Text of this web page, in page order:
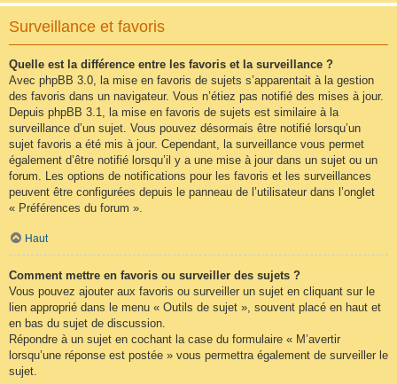
Surveillance et favoris
Quelle est la différence entre les favoris et la surveillance ?
Avec phpBB 3.0, la mise en favoris de sujets s’apparentait à la gestion
des favoris dans un navigateur. Vous n’étiez pas notifié des mises à jour.
Depuis phpBB 3.1, la mise en favoris de sujets est similaire à la
surveillance d’un sujet. Vous pouvez désormais être notifié lorsqu’un
sujet favoris a été mis à jour. Cependant, la surveillance vous permet
également d’être notifié lorsqu’il y a une mise à jour dans un sujet ou un
forum. Les options de notifications pour les favoris et les surveillances
peuvent être configurées depuis le panneau de l’utilisateur dans l’onglet
« Préférences du forum ».
Haut
Comment mettre en favoris ou surveiller des sujets ?
Vous pouvez ajouter aux favoris ou surveiller un sujet en cliquant sur le
lien approprié dans le menu « Outils de sujet », souvent placé en haut et
en bas du sujet de discussion.
Répondre à un sujet en cochant la case du formulaire « M’avertir
lorsqu’une réponse est postée » vous permettra également de surveiller le
sujet.